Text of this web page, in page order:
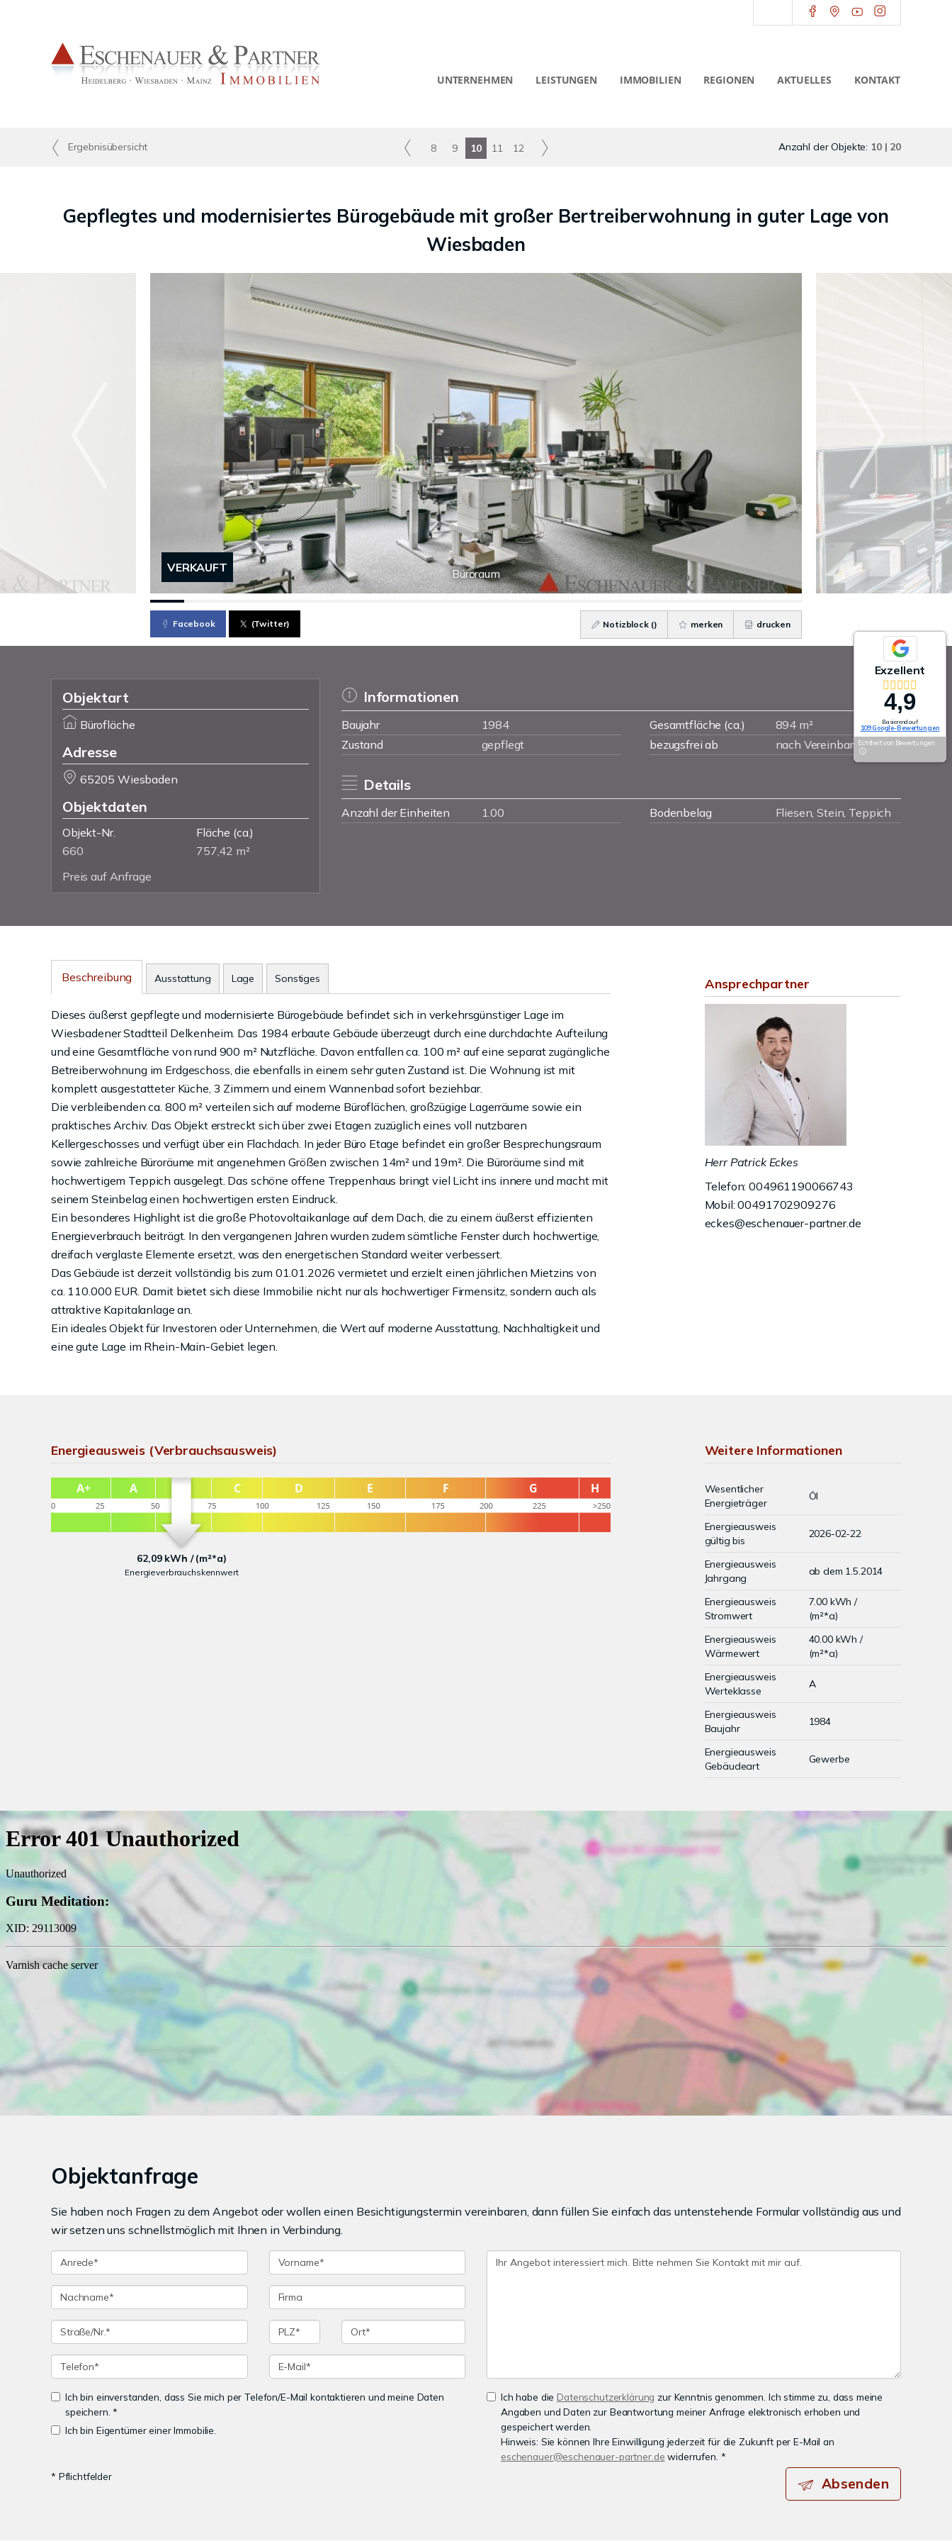
UNTERNEHMEN LEISTUNGEN IMMOBILIEN REGIONEN AKTUELLES KONTAKT
Ergebnisübersicht 8 9 10 11 12 Anzahl der Objekte: 10 | 20
Gepflegtes und modernisiertes Bürogebäude mit großer Bertreiberwohnung in guter Lage von
Wiesbaden
Büroraum
VERKAUFT
Facebook (Twitter) Notizblock () merken drucken
Objektart
Bürofläche
Adresse
65205 Wiesbaden
Objektdaten
Objekt-Nr.
660
Fläche (ca.)
757,42 m²
Preis auf Anfrage
Informationen
Baujahr 1984 Gesamtfläche (ca.)
894 m²
Zustand
gepflegt bezugsfrei ab nach Vereinbarung
Details
Anzahl der Einheiten 1.00 Bodenbelag Fliesen, Stein, Teppich
Beschreibung Ausstattung Lage Sonstiges
Dieses äußerst gepflegte und modernisierte Bürogebäude befindet sich in verkehrsgünstiger Lage im
Wiesbadener Stadtteil Delkenheim. Das 1984 erbaute Gebäude überzeugt durch eine durchdachte Aufteilung
und eine Gesamtfläche von rund 900 m² Nutzfläche. Davon entfallen ca. 100 m² auf eine separat zugängliche
Betreiberwohnung im Erdgeschoss, die ebenfalls in einem sehr guten Zustand ist. Die Wohnung ist mit
komplett ausgestatteter Küche, 3 Zimmern und einem Wannenbad sofort beziehbar.
Die verbleibenden ca. 800 m² verteilen sich auf moderne Büroflächen, großzügige Lagerräume sowie ein
praktisches Archiv. Das Objekt erstreckt sich über zwei Etagen zuzüglich eines voll nutzbaren
Kellergeschosses und verfügt über ein Flachdach. In jeder Büro Etage befindet ein großer Besprechungsraum
sowie zahlreiche Büroräume mit angenehmen Größen zwischen 14m² und 19m². Die Büroräume sind mit
hochwertigem Teppich ausgelegt. Das schöne offene Treppenhaus bringt viel Licht ins innere und macht mit
seinem Steinbelag einen hochwertigen ersten Eindruck.
Ein besonderes Highlight ist die große Photovoltaikanlage auf dem Dach, die zu einem äußerst effizienten
Energieverbrauch beiträgt. In den vergangenen Jahren wurden zudem sämtliche Fenster durch hochwertige,
dreifach verglaste Elemente ersetzt, was den energetischen Standard weiter verbessert.
Das Gebäude ist derzeit vollständig bis zum 01.01.2026 vermietet und erzielt einen jährlichen Mietzins von
ca. 110.000 EUR. Damit bietet sich diese Immobilie nicht nur als hochwertiger Firmensitz, sondern auch als
attraktive Kapitalanlage an.
Ein ideales Objekt für Investoren oder Unternehmen, die Wert auf moderne Ausstattung, Nachhaltigkeit und
eine gute Lage im Rhein-Main-Gebiet legen.
Ansprechpartner
Herr Patrick Eckes
Telefon: 004961190066743
Mobil: 00491702909276
eckes@eschenauer-partner.de
Energieausweis (Verbrauchsausweis)
62,09 kWh / (m²*a)
Energieverbrauchskennwert
Weitere Informationen
Wesentlicher
Energieträger
Öl
Energieausweis
gültig bis
2026-02-22
Energieausweis
Jahrgang
ab dem 1.5.2014
Energieausweis
Stromwert
7.00 kWh /
(m²*a)
Energieausweis
Wärmewert
40.00 kWh /
(m²*a)
Energieausweis
Werteklasse
A
Energieausweis
Baujahr
1984
Energieausweis
Gebäudeart
Gewerbe
Objektanfrage
Sie haben noch Fragen zu dem Angebot oder wollen einen Besichtigungstermin vereinbaren, dann füllen Sie einfach das untenstehende Formular vollständig aus und
wir setzen uns schnellstmöglich mit Ihnen in Verbindung.
Ich bin einverstanden, dass Sie mich per Telefon/E-Mail kontaktieren und meine Daten
speichern. *
Ich bin Eigentümer einer Immobilie.
Ich habe die Datenschutzerklärung zur Kenntnis genommen. Ich stimme zu, dass meine
Angaben und Daten zur Beantwortung meiner Anfrage elektronisch erhoben und
gespeichert werden.
Hinweis: Sie können Ihre Einwilligung jederzeit für die Zukunft per E-Mail an
eschenauer@eschenauer-partner.de widerrufen. *
* Pflichtfelder
Absenden
Exzellent
4,9
Basierend auf
109 Google-Bewertungen
Echtheit von Bewertungen